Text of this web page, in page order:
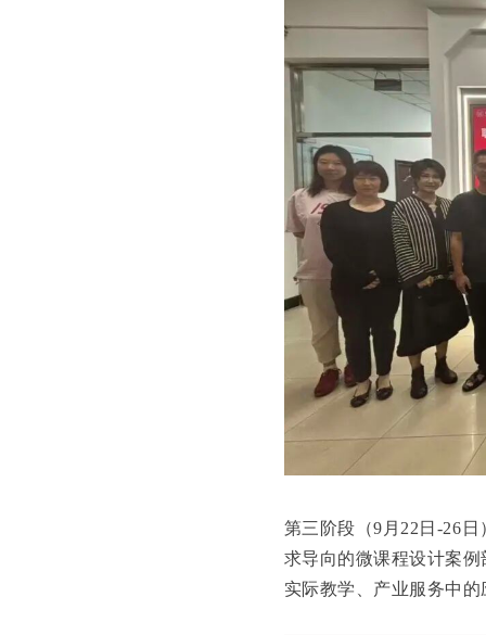
第三阶段（9月22日-26
求导向的微课程设计案
实际教学、产业服务中